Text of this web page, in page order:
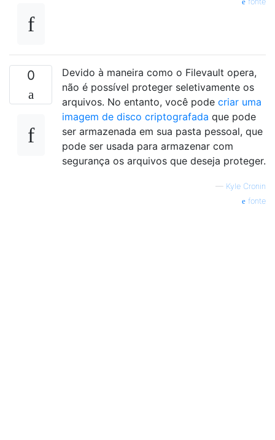
0
Devido à maneira como o Filevault opera,
não é possível proteger seletivamente os
arquivos. No entanto, você pode criar uma
imagem de disco criptografada que pode
ser armazenada em sua pasta pessoal, que
pode ser usada para armazenar com
segurança os arquivos que deseja proteger.
— Kyle Cronin
fonte